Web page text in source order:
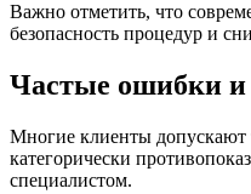
Важно отметить, что
безопасность процедур и
Частые ошибки и
Многие клиенты допускают
категорически
специалистом.